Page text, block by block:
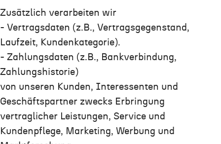
Zusätzlich verarbeiten wir
- Vertragsdaten (z.B., Vertragsgegenstand,
Laufzeit, Kundenkategorie).
- Zahlungsdaten (z.B., Bankverbindung,
Zahlungshistorie)
von unseren Kunden, Interessenten und
Geschäftspartner zwecks Erbringung
vertraglicher Leistungen, Service und
Kundenpflege, Marketing, Werbung und